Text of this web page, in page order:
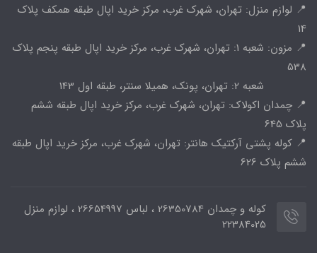
📍 لوازم منزل: تهران، شهرک غرب، مرکز خرید اپال طبقه همکف پلاک
14
📍 مزون: شعبه 1: تهران، شهرک غرب، مرکز خرید اپال طبقه پنجم پلاک
538
شعبه 2: تهران، پونک، همیلا سنتر، طبقه اول 143
📍 چمدان اکولاک: تهران، شهرک غرب، مرکز خرید اپال طبقه ششم
پلاک 645
📍 کوله پشتی آرکتیک هانتر: تهران، شهرک غرب، مرکز خرید اپال طبقه
ششم پلاک 626
کوله و چمدان 26350784 ، لباس 26654997 ، لوازم منزل
22384025